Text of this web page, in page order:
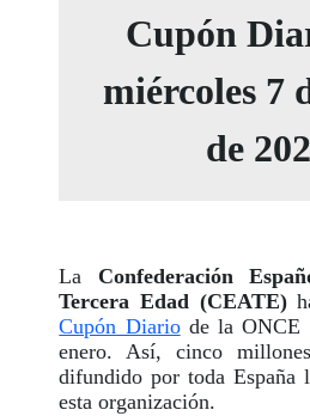
Cupón
miércoles 7
de
La Confederación
Tercera Edad (CEATE)
Cupón Diariode la ONCE
enero. Así, cinco
difundido por toda España
esta organización.